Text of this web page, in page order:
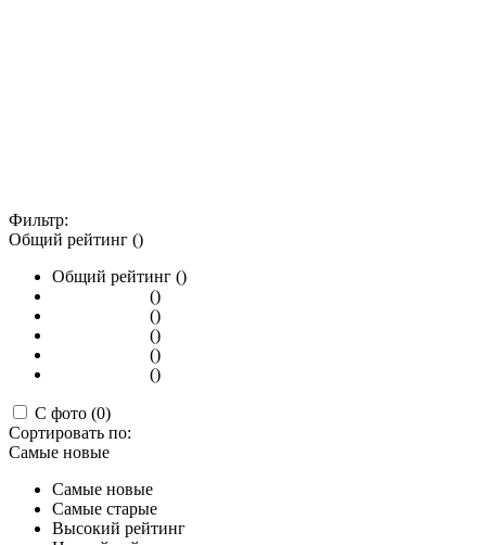
Фильтр:
Общий рейтинг ()
Общий рейтинг ()
()
()
()
()
()
С фото (0)
Сортировать по:
Самые новые
Самые новые
Самые старые
Высокий рейтинг